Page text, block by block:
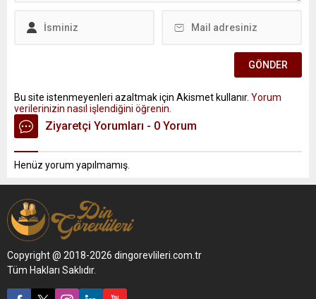
Bu site istenmeyenleri azaltmak için Akismet kullanır. Yorum
verilerinizin nasıl işlendiğini öğrenin.
Ziyaretçi Yorumları - 0 Yorum
Henüz yorum yapılmamış.
Copyright @ 2018-2026 dingorevlileri.com.tr
Tüm Hakları Saklıdır.